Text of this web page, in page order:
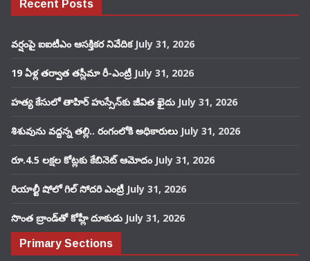
వర్షంపై ఐఐటీఎం ఆసక్తికర నివేదిక July 31, 2026
19 ఏళ్ల తర్వాత తస్లీమా రీ-ఎంట్రీ July 31, 2026
హత్య కేసులో తాహిర్ హుస్సేన్‌కు జీవిత ఖైదు July 31, 2026
శిశువును వద్దన్న తల్లి.. రంగంలోకి అధికారులు July 31, 2026
రూ.4.5 లక్షల కోట్లకు కేబినెట్ ఆమోదం July 31, 2026
రియాల్టీ షోలో గిల్ సోదరి ఎంట్రీ July 31, 2026
సొంత బ్రాండ్‌తో కోహ్లీ దూకుడు July 31, 2026
Primary Sections